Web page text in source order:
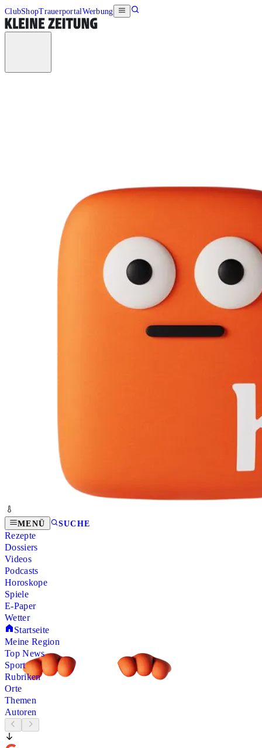
ClubShopTrauerportalWerbung
MENÜ SUCHE
Rezepte
Dossiers
Videos
Podcasts
Horoskope
Spiele
E-Paper
Wetter
Startseite
Meine Region
Top News
Sport
Rubriken
Orte
Themen
Autoren